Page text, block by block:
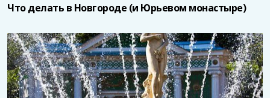
Что делать в Новгороде (и Юрьевом монастыре)